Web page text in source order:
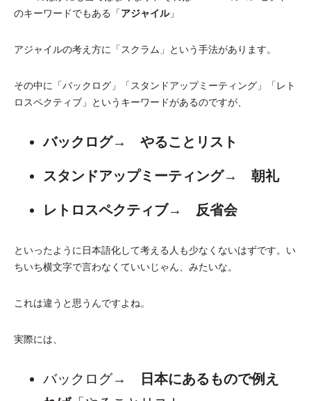
のキーワードでもある「アジャイル」
アジャイルの考え方に「スクラム」という手法があります。
その中に「バックログ」「スタンドアップミーティング」「レト
ロスペクティブ」というキーワードがあるのですが、
バックログ→ やることリスト
スタンドアップミーティング→ 朝礼
レトロスペクティブ→ 反省会
といったように日本語化して考える人も少なくないはずです。い
ちいち横文字で言わなくていいじゃん、みたいな。
これは違うと思うんですよね。
実際には、
バックログ→
日本にあるもので例え